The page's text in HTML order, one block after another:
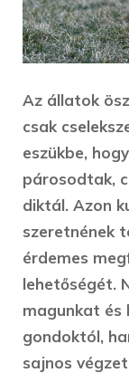
Az állatok
csak
eszükbe,
párosodtak,
diktál. Azon
szeretnének
érdemes
lehetőségét.
magunkat és
gondoktól,
sajnos